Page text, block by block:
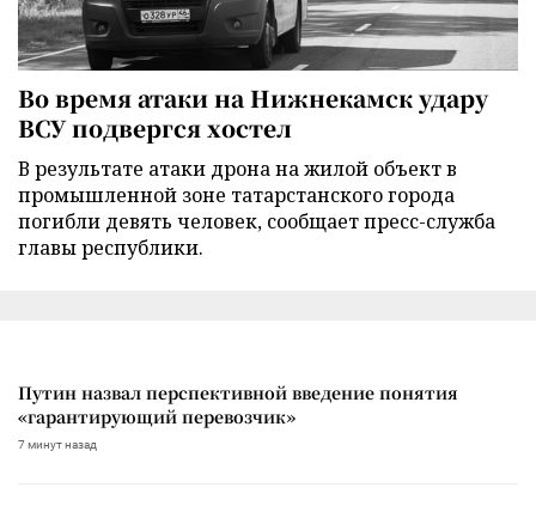
Во время атаки на Нижнекамск удару
ВСУ подвергся хостел
В результате атаки дрона на жилой объект в
промышленной зоне татарстанского города
погибли девять человек, сообщает пресс-служба
главы республики.
Путин назвал перспективной введение понятия
«гарантирующий перевозчик»
7 минут назад